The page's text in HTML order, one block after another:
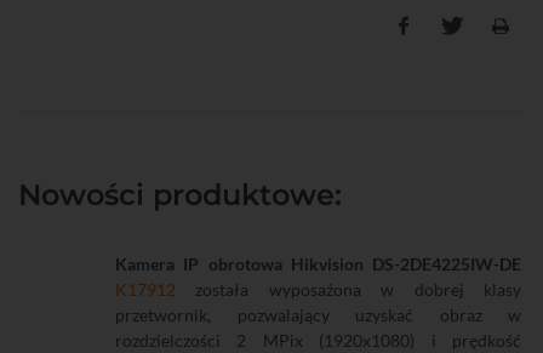
Nowości produktowe:
Kamera IP obrotowa Hikvision DS-2DE4225IW-DE
K17912 została wyposażona w dobrej klasy
przetwornik, pozwalający uzyskać obraz w
rozdzielczości 2 MPix (1920x1080) i prędkość